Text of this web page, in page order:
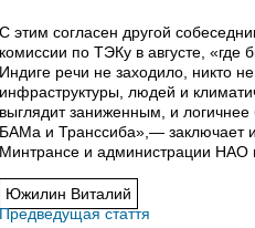
С этим согласен другой
комиссии по ТЭКу в августе, «где
Индиге речи не заходило, никто
инфраструктуры, людей и
выглядит заниженным, и
БАМа и Транссиба»,— заключает
Минтрансе и администрации НАО
Южилин Виталий
Предведущая стаття